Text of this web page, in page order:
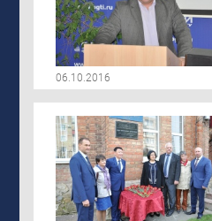
06.10.2016